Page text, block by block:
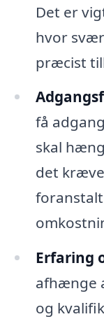
Det er
hvor
præcist
få
skal
det
Erfaring
afhænge
og